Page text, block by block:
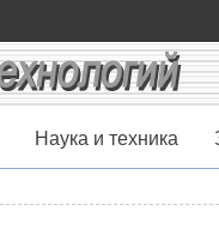
Наука и техника